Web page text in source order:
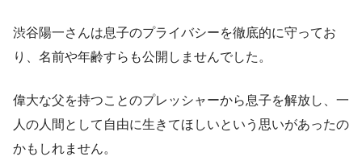
渋谷陽一さんは息子のプライバシーを徹底的に守ってお
り、名前や年齢すらも公開しませんでした。
偉大な父を持つことのプレッシャーから息子を解放し、一
人の人間として自由に生きてほしいという思いがあったの
かもしれません。